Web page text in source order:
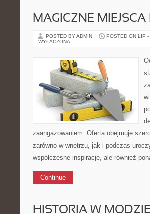
MAGICZNE
POSTED BY ADMIN POSTED ON LIP
WYŁĄCZONA
zaangażowaniem. Oferta obejmuje
zarówno w wnętrzu, jak i podczas
współczesne inspiracje, ale również
Continue
HISTORIA W MODZIE